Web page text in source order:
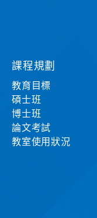
課程規劃
教育目標
碩士班
博士班
論文考試
教室使用狀況